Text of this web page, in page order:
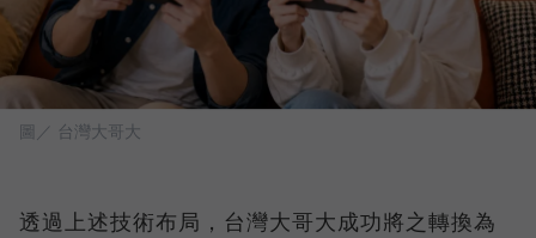
圖／ 台灣大哥大
透過上述技術布局，台灣大哥大成功將之轉換為